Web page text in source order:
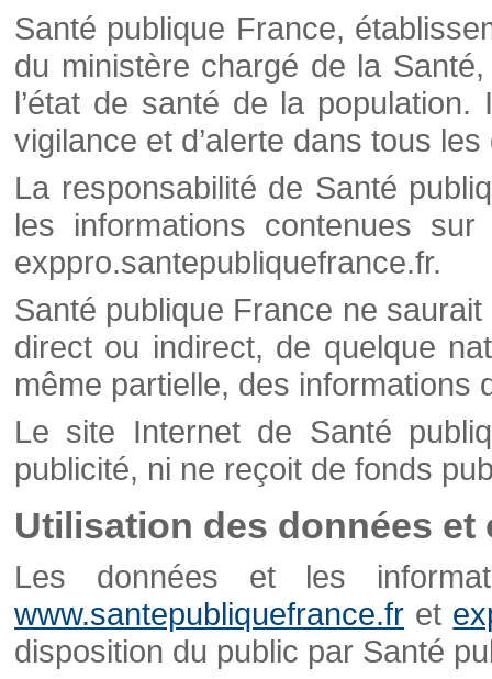
Santé publique France,
du ministère chargé de la
l’état de santé de la
vigilance et d’alerte dans tous
La responsabilité de Santé
les informations contenues
exppro.santepubliquefrance.fr.
Santé publique France ne
direct ou indirect, de quelque
même partielle, des informations
Le site Internet de Santé
publicité, ni ne reçoit de fonds
Utilisation des données et
Les données et les
www.santepubliquefrance.fr et
disposition du public par Santé